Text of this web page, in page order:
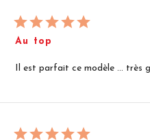
Au top
Il est parfait ce modèle ... très